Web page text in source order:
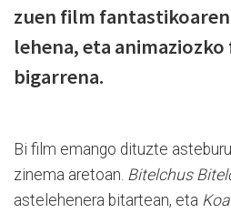
zuen film
lehena, eta
bigarrena.
Bi film emango dituzte
zinema aretoan. Bitelchus
astelehenera bitartean, eta